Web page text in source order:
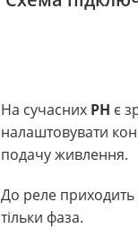
На сучасних РН є
налаштовувати
подачу живлення.
До реле приходить
тільки фаза.